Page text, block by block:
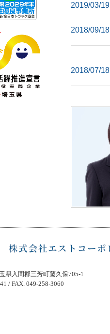
2019/03/19
2018/09/18
2018/07/18
県入間郡三芳町藤久保705-1
/ FAX. 049-258-3060